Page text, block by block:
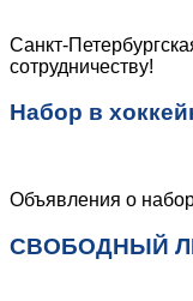
Санкт-
сотрудничеству!
Набор в
Объявления о
СВОБОДНЫЙ